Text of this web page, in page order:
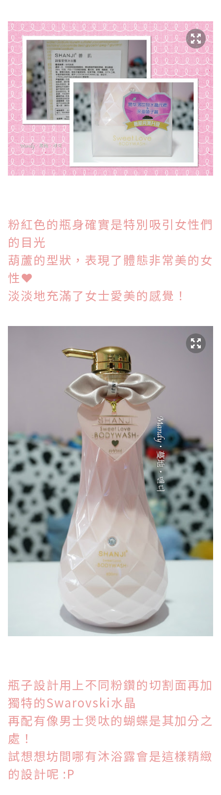
粉紅色的瓶身確實是特別吸引女性們
的目光
葫蘆的型狀，表現了體態非常美的女
性❤
淡淡地充滿了女士愛美的感覺！
瓶子設計用上不同粉鑽的切割面再加
獨特的Swarovski水晶
再配有像男士煲呔的蝴蝶是其加分之
處！
試想想坊間哪有沐浴露會是這樣精緻
的設計呢 :P